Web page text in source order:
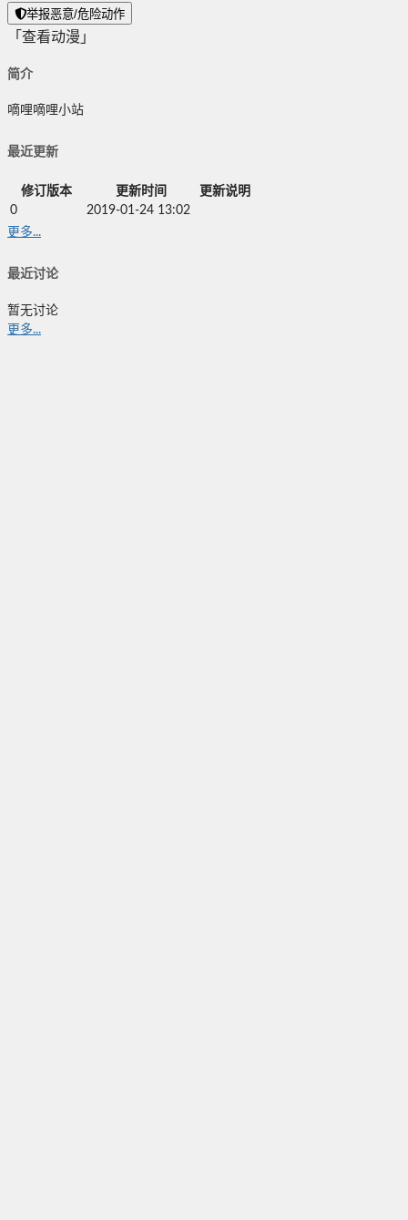
举报恶意/危险动作
「查看动漫」
简介
嘀哩嘀哩小站
最近更新
修订版本 更新时间
更新说明
0
2019-01-24 13:02
更多...
最近讨论
暂无讨论
更多...